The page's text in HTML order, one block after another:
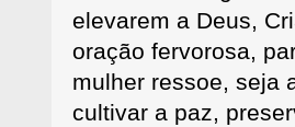
elevarem a Deus,
oração fervorosa,
mulher ressoe, seja
cultivar a paz,